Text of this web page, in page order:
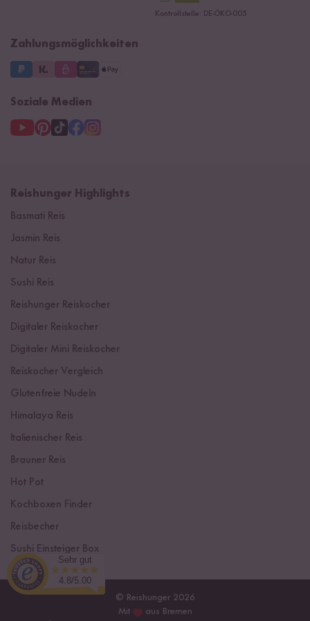
Kontrollstelle: DE-ÖKO-005
Zahlungsmöglichkeiten
Soziale Medien
Reishunger Highlights
Basmati Reis
Jasmin Reis
Natur Reis
Sushi Reis
Reishunger Reiskocher
Digitaler Reiskocher
Digitaler Mini Reiskocher
Reiskocher Vergleich
Glutenfreie Nudeln
Himalaya Reis
Italienischer Reis
Brauner Reis
Hot Pot
Kochboxen Finder
Reisbecher
Sushi Einsteiger Box
© Reishunger 2026
Mit
aus Bremen
Sehr gut
4.8/5.00